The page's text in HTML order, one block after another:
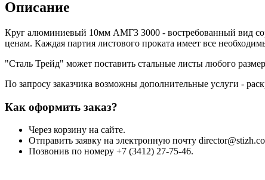
Описание
Круг алюминиевый 10мм АМГ3 3000 - востребованный вид
ценам. Каждая партия листового проката имеет все
"Сталь Трейд" может поставить стальные листы любого
По запросу заказчика возможны дополнительные услуги -
Как оформить заказ?
Через корзину на сайте.
Отправить заявку на электронную почту
Позвонив по номеру +7 (3412) 27-75-46.